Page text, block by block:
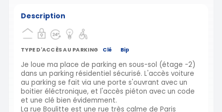
Description
TYPE D'ACCÈS AU PARKING Clé Bip
Je loue ma place de parking en sous-sol (étage -2)
dans un parking résidentiel sécurisé. L'accès voiture
au parking se fait via une porte s'ouvrant avec un
boitier éléctronique, et l'accès piéton avec un code
et une clé bien évidemment.
La rue Boulitte est une rue très calme de Paris